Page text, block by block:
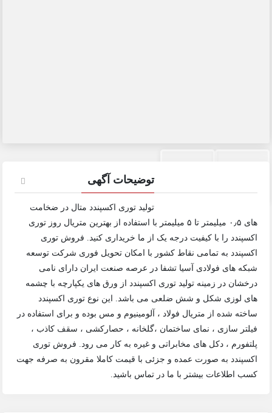
توضیحات آگهی
تولید توری اکسپندد متال در ضخامت
های ۰٫۵ میلیمتر تا ۵ میلیمتر با استفاده از بهترین متریال روز توری
اکسپندد را با کیفیت درجه یک از ما خریداری کنید. فروش توری
اکسپندد به تمامی نقاط کشور با امکان تحویل فوری شرکت توسعه
شبکه های فولادی آسیا تشفا در عرصه صنعت ایران دارای نامی
درخشان در زمینه تولید توری اکسپندد از ورق های یکپارچه با چشمه
های لوزی شکل و شش ضلعی می باشد. این نوع توری اکسپندد
ساخته شده از متریال فولاد ، آلومینیوم و مس بوده و برای استفاده در
فیلتر سازی ، نمای ساختمان ،گلخانه ، حصارکشی ، سقف کاذب ،
پلتفورم ، دکل های مخابراتی و غیره به کار می رود. فروش توری
اکسپندد به صورت عمده و جزئی با قیمت کاملا مقرون به صرفه جهت
کسب اطلاعات بیشتر با ما در تماس باشید.